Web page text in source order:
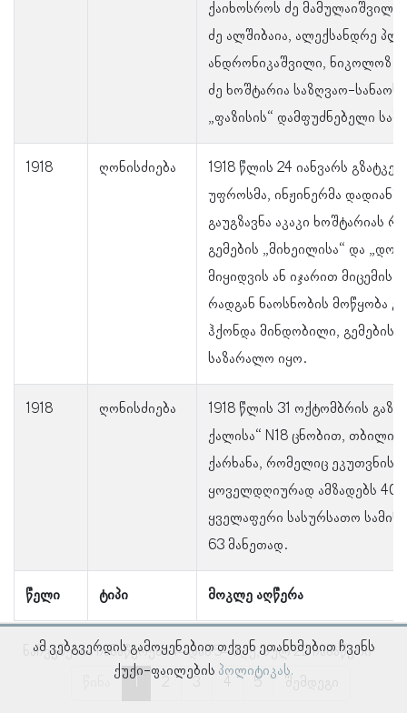
წელი ტიპი მოკლე აღწერა
ქაიხოსროს ძე
ძე ალშიბაია, ალექსანდრე
ანდრონიკაშვილი, ნიკოლოზ
ძე ხოშტარია საზღვაო-
„ფაზისის“ დამფუძნებელი
1918 ღონისძიება
1918 წლის 24 იანვარს
უფროსმა, ინჟინერმა
გაუგზავნა აკაკი ხოშტარიას
გემების „მიხეილისა“ და
მიყიდვის ან იჯარით მიცემის
რადგან ნაოსნობის მოწყობა
ჰქონდა მინდობილი, გემების
საზარალო იყო.
1918 ღონისძიება
1918 წლის 31 ოქტომბრის
ქალისა“ N18 ცნობით,
ქარხანა, რომელიც ეკუთვნის
ყოველდღიურად ამზადებს
ყველაფერი სასურსათო
63 მანეთად.
ნაჩვენებია ჩანაწერები 1–დან 5–მდე, სულ 22 ჩანაწერი
1 5
ამ ვებგვერდის გამოყენებით თქვენ ეთანხმებით ჩვენს
ქუქი-ფაილების პოლიტიკას.